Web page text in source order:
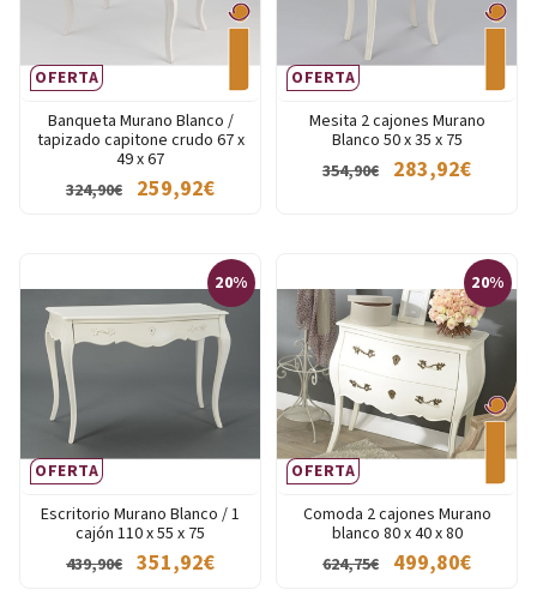
OFERTA
Banqueta Murano Blanco /
tapizado capitone crudo 67 x
49 x 67
324,90€
259,92€
OFERTA
Mesita 2 cajones Murano
Blanco 50 x 35 x 75
354,90€
283,92€
20%
OFERTA
Escritorio Murano Blanco / 1
cajón 110 x 55 x 75
439,90€ 351,92€
20%
OFERTA
Comoda 2 cajones Murano
blanco 80 x 40 x 80
624,75€
499,80€